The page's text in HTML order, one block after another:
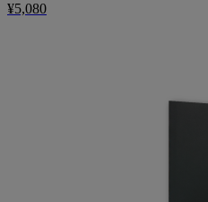
¥5,080